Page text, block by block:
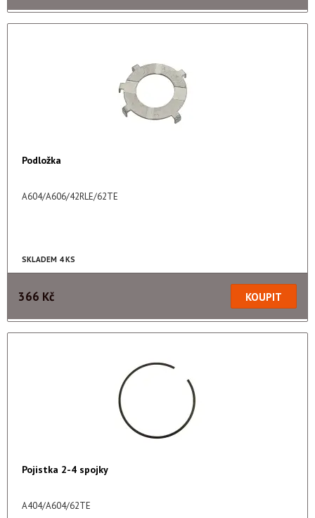
Podložka
A604/A606/42RLE/62TE
SKLADEM 4 KS
366 Kč
Pojistka 2-4 spojky
A404/A604/62TE